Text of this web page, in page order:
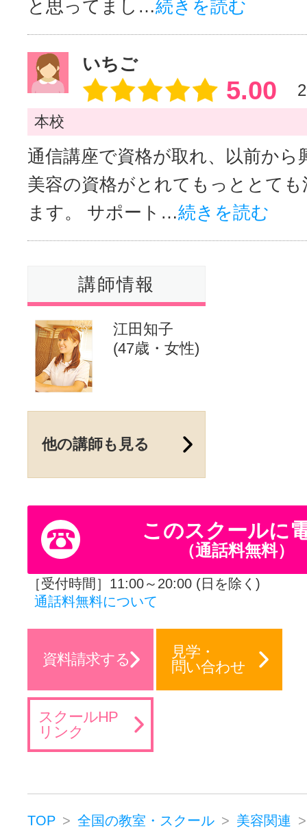
と思ってまし…続きを読む
いちご
5.00
本校
通信講座で資格が取れ、以前から
美容の資格がとれてもっととて
ます。 サポート…続きを読む
講師情報
江田知子
(47歳・女性)
他の講師も見る
このスクールに
（通話料無料）
［受付時間］11:00～20:00 (日を除く)
通話料無料について
資料請求する
見学・
問い合わせ
スクールHP
リンク
TOP 全国の教室・スクール
美容関連